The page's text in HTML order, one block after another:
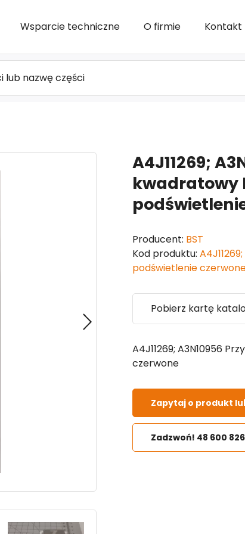
Wsparcie techniczne O firmie Kontakt
A4J11269;
kwadratowy
Producent: BST
Kod produktu:
podświetlenie
Pobierz kartę
A4J11269; A3N10956
czerwone
Zapytaj o produkt
Zadzwoń! 48 600